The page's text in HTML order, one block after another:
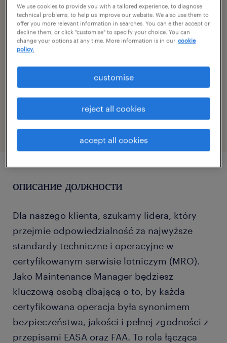
pełen etat
специальность
inżynieria
описание должности
Dla naszego klienta, szukamy lidera, który
przejmie odpowiedzialność za najwyższe
standardy techniczne i operacyjne w
certyfikowanym serwisie lotniczym (MRO).
Jako Maintenance Manager będziesz
kluczową osobą dbającą o to, by każda
certyfikowana operacja była synonimem
bezpieczeństwa, jakości i pełnej zgodności z
przepisami EASA oraz FAA. To rola łącząca
We use cookies to provide you with a tailored experience, to diagnose
technical problems, to help us improve our website. We also use them to
offer you more relevant information in searches. You can either accept or
decline them, or click "customise" to specify your choice. You can
change your options at any time. More information is in our cookie
policy.
accept all cookies
reject all cookies
customise